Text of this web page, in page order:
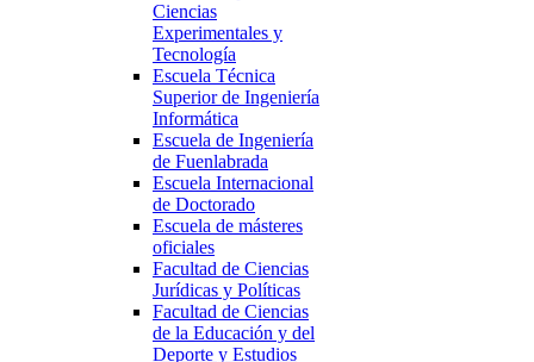
Ciencias
Experimentales y
Tecnología
Escuela Técnica
Superior de Ingeniería
Informática
Escuela de Ingeniería
de Fuenlabrada
Escuela Internacional
de Doctorado
Escuela de másteres
oficiales
Facultad de Ciencias
Jurídicas y Políticas
Facultad de Ciencias
de la Educación y del
Deporte y Estudios